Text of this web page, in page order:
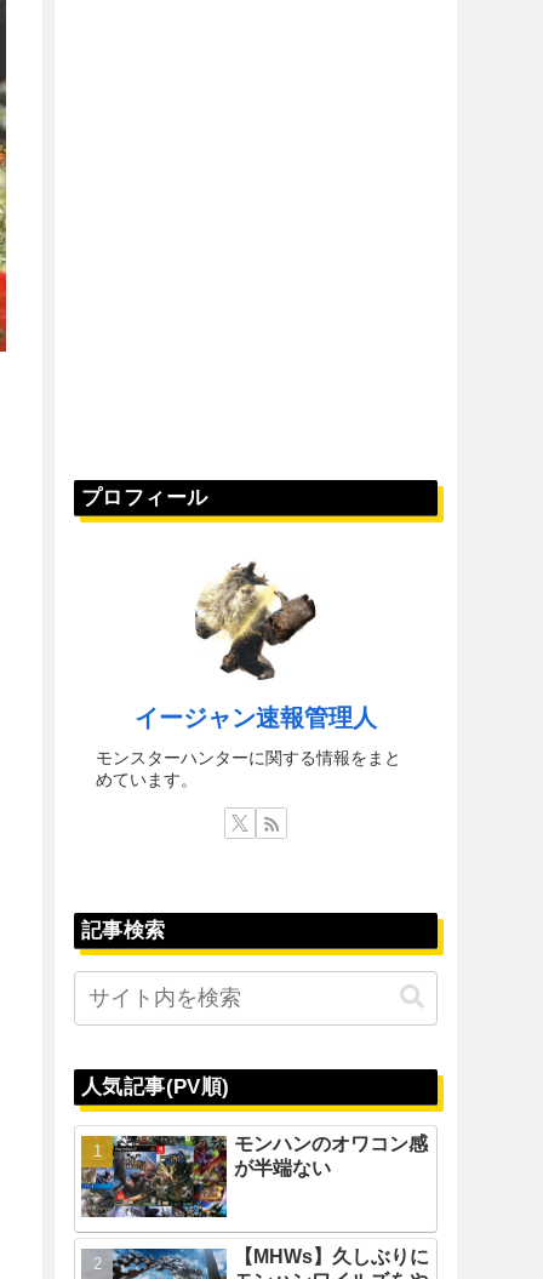
プロフィール
イージャン速報管理人
モンスターハンターに関する情報をまと
めています。
記事検索
人気記事(PV順)
モンハンのオワコン感
が半端ない
【MHWs】久しぶりに